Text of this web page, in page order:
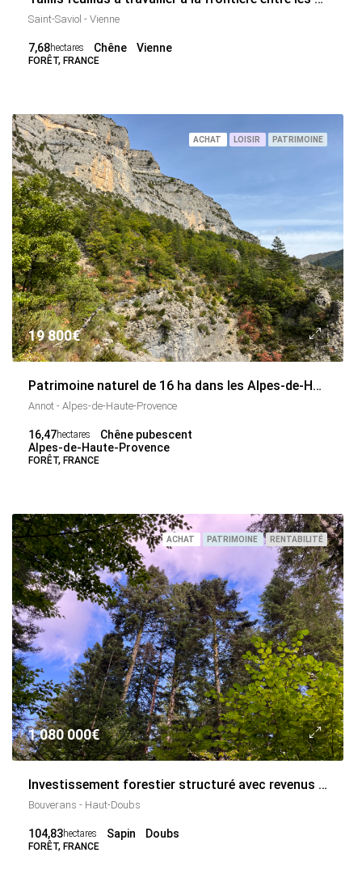
Saint-Saviol - Vienne
7,68hectares Chêne Vienne
FORÊT, FRANCE
ACHAT LOISIR PATRIMOINE
19 800€
Patrimoine naturel de 16 ha dans les Alpes-de-Haute-Provence
Annot - Alpes-de-Haute-Provence
16,47hectares
Chêne pubescent
Alpes-de-Haute-Provence
FORÊT, FRANCE
ACHAT PATRIMOINE RENTABILITÉ
1 080 000€
Investissement forestier structuré avec revenus réguliers
Bouverans - Haut-Doubs
104,83hectares Sapin Doubs
FORÊT, FRANCE